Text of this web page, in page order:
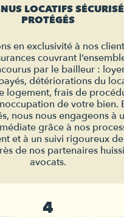
LOCATIFS
PROTÉGÉS
en exclusivité à nos
couvrant
par le bailleur :
détériorations du
logement, frais de
de votre bien.
nous nous engageons à
grâce à nos
et à un suivi rigoureux
de nos partenaires
avocats.
4